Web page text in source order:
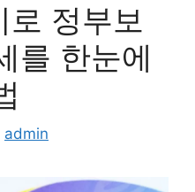
정부보
를 한눈에
admin